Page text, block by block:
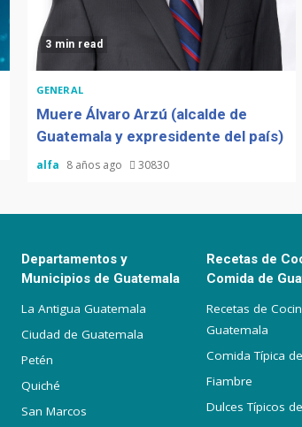
3 min read
GENERAL
Muere Álvaro Arzú (alcalde de
Guatemala y expresidente del país)
alfa 8 años ago 30830
Departamentos y
Municipios de Guatemala
La Antigua Guatemala
Ciudad de Guatemala
Petén
Quiché
San Marcos
Recetas de
Comida de
Recetas de
Guatemala
Comida Típica
Fiambre
Dulces Típicos